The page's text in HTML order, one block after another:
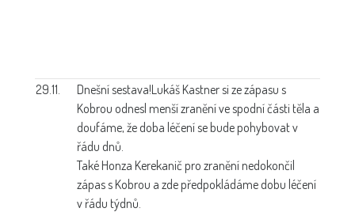
29.11. Dnešní sestava!Lukáš Kastner si ze zápasu s
Kobrou odnesl menší zranění ve spodní části těla a
doufáme, že doba léčení se bude pohybovat v
řádu dnů.
Také Honza Kerekanič pro zranění nedokončil
zápas s Kobrou a zde předpokládáme dobu léčení
v řádu týdnů.